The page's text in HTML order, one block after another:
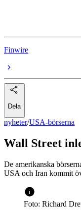
Finwire
Dela
nyheter/USA-börserna
Wall Street
De amerikanska
USA och Iran kommit
Foto: Richard